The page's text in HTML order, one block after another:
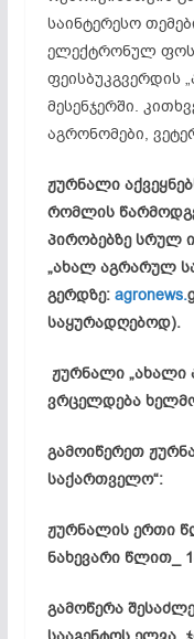
საინტერესო
ელექტრონულ
ფეისბუკგვერდის
მესენჯერში.
აგრონომები,
ჟურნალი
რომლის
პირობებზე სრულ
„ახალ აგრარულ
გერდზე: agronews.
საყურადღებოდ).
ჟურნალი„ახალი
ვრცელდება
გამოიწერეთ
საქართველო“:
ჟურნალის ერთი
ნახევარი წლით_
გამოწერა